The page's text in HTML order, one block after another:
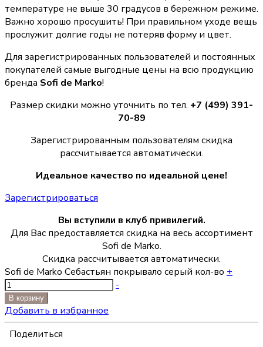
температуре не выше 30 градусов в бережном режиме.
Важно хорошо просушить! При правильном уходе вещь
прослужит долгие годы не потеряв форму и цвет.
Для зарегистрированных пользователей и постоянных
покупателей самые выгодные цены на всю продукцию
бренда Sofi de Marko!
Размер скидки можно уточнить по тел. +7 (499) 391-
70-89
Зарегистрированным пользователям скидка
рассчитывается автоматически.
Идеальное качество по идеальной цене!
Зарегистрироваться
Вы вступили в клуб привилегий.
Для Вас предоставляется скидка на весь ассортимент
Sofi de Marko.
Скидка рассчитывается автоматически.
Sofi de Marko Себастьян покрывало серый кол-во +
-
В корзину
Добавить в избранное
Поделиться